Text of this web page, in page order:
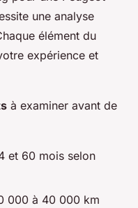
une analyse
élément du
expérience et
à examiner avant de
et 60 mois selon
000 à 40 000 km